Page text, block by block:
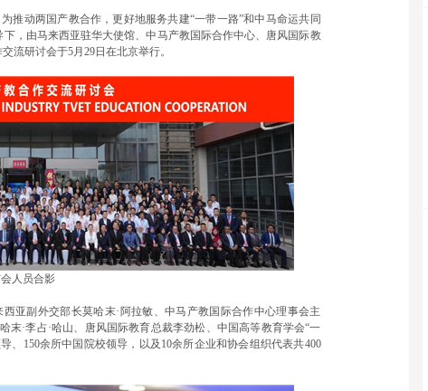
推动两国产教合作，更好地服务共建“一带一路”和中马命运共同
，由马来西亚驻华大使馆、中马产教国际合作中心、唐风国际教
流研讨会于5月29日在北京举行。
人员合影
亚副外交部长莫哈末·阿拉敏、中马产教国际合作中心理事会主
·李占·哈山、唐风国际教育总裁李劲松、中国高等教育学会“一
、150余所中国院校领导，以及10余所企业和协会组织代表共400